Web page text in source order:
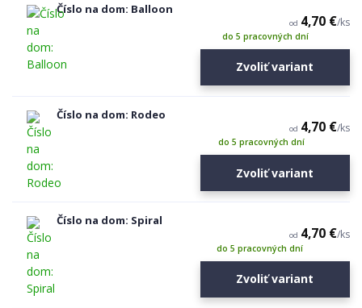
Číslo na dom: Balloon
od 4,70 €/ks
do 5 pracovných dní
Zvoliť variant
Číslo na dom: Rodeo
od 4,70 €/ks
do 5 pracovných dní
Zvoliť variant
Číslo na dom: Spiral
od 4,70 €/ks
do 5 pracovných dní
Zvoliť variant